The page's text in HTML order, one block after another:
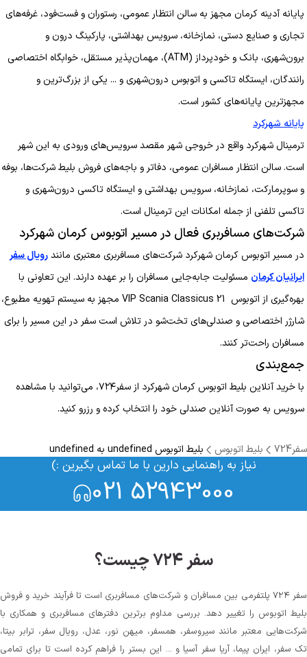
پایانه آدینه کرمان مجهز به سالن انتظار عمومی، رستوران و فست‌فود، غرفه‌های
تجاری و صنایع دستی، نمازخانه، سرویس بهداشتی، پارکینگ درون و
برون‌شهری، بانک و خودپرداز (ATM)، مهمان‌پذیر مستقل، خوابگاه اختصاصی
رانندگان، ایستگاه تاکسی و اتوبوس درون‌شهری و ... یکی از بزرگ‌ترین و
مجهزترین پایانه‌های کشور است.
پایانه شهرکرد
ترمینال شهرکرد واقع در خروجی شهر مقصد سرویس‌های ورودی به این شهر
است. سالن انتظار مسافران عمومی، دفاتر و باجه‌های فروش بلیط شرکت‌ها، بوفه
و سوپرمارکت، نمازخانه، سرویس بهداشتی و ایستگاه تاکسی درون‌شهری و
تاکسی تلفنی از جمله امکانات این ترمینال است.
شرکت‌های مسافربری فعال در مسیر اتوبوس کرمان شهرکرد
در مسیر اتوبوس کرمان شهرکرد شرکت‌های مسافربری معتبری مانندرویال سفر
ایرانیان کرمان مسئولیت جابه‌جایی مسافران را بر عهده دارند. این تعاونی با
بهره‌گیری از اتوبوس VIP Scania Classicus 21 مجهز به سیستم تهویه مطبوع،
شارژر اختصاصی و صندلی‌های تخت‌شو در تلاش است سفر در این مسیر را برای
مسافران راحت‌تر کنند.
جمع‌بندی
با خرید آنلاین بلیط اتوبوس کرمان شهرکرد از سفر۷۲۴، می‌توانید با مشاهده
سرویس به صورت آنلاین صندلی خود را انتخاب کرده و رزرو کنید.
سفر724 بلیط اتوبوس بلیط اتوبوس undefined به undefined
نیاز به راهنمایی دارین با ما تماس بگیرین :)
021 52943000
سفر ۷۲۴ چیست؟
سفر ۷۲۴ پلتفرمی بین مسافران و شرکت‌های مسافربری است تا فرآیند خرید و فروش
بلیط اتوبوس را تغییر دهد. بررسی مداوم برترین دفترهای مسافربری و همکاری با
شرکت‌هایی معتبر مانند سیروسفر، همسفر، میهن‌ نور، عدل، رویال سفر، ترابر بیتا،
تک سفر، ایران پیما، آریا سفر آسیا و ... این بستر را فراهم کرده است تا برای تمامی